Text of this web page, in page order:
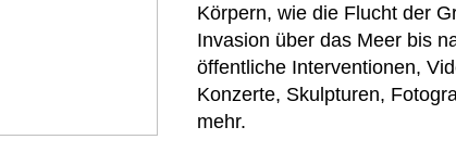
Körpern, wie die Flucht der
Invasion über das Meer bis
öffentliche Interventionen,
Konzerte, Skulpturen,
mehr.